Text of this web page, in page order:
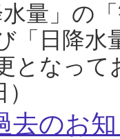
水量」の
「日降
となっ
去のお